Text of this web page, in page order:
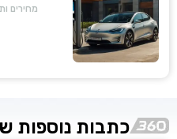
מחירים
כתבות נוספות